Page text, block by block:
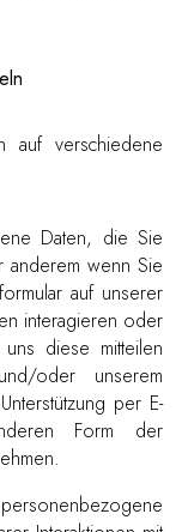
auf verschiedene
Daten, die Sie
anderem wenn Sie
auf unserer
interagieren oder
diese mitteilen
oder unserem
per E-
Form der